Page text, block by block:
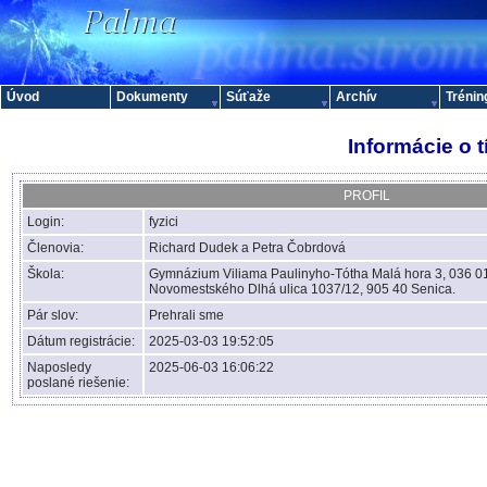
Informácie o
PROFIL
Login:
fyzici
Členovia:
Richard Dudek a Petra Čobrdová
Škola:
Gymnázium Viliama Paulinyho-Tótha Malá hora 3, 036
Novomestského Dlhá ulica 1037/12, 905 40 Senica.
Pár slov:
Prehrali sme
Dátum registrácie:
2025-03-03 19:52:05
Naposledy
poslané riešenie:
2025-06-03 16:06:22
Úvod Dokumenty Súťaže Archív